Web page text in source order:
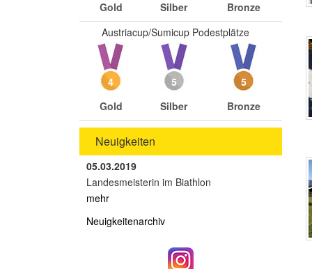
Gold
Silber
Bronze
Austriacup/Sumicup Podestplätze
4
Gold
5
Silber
5
Bronze
Neuigkeiten
05.03.2019
Landesmeisterin im Biathlon
mehr
Neuigkeitenarchiv